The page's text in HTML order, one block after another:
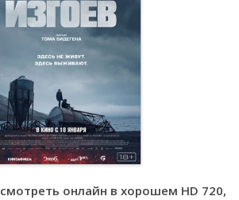
смотреть онлайн в хорошем HD 720,